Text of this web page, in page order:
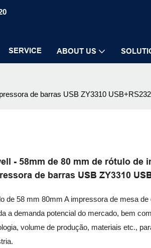
SERVICE ABOUT US
de barras USB ZY3310
- 58mm de 80 mm de rótulo de
de barras USB ZY3310
de 58 mm 80mm A impressora de mesa
a demanda potencial do mercado, bem
volume de produção, materiais etc.,